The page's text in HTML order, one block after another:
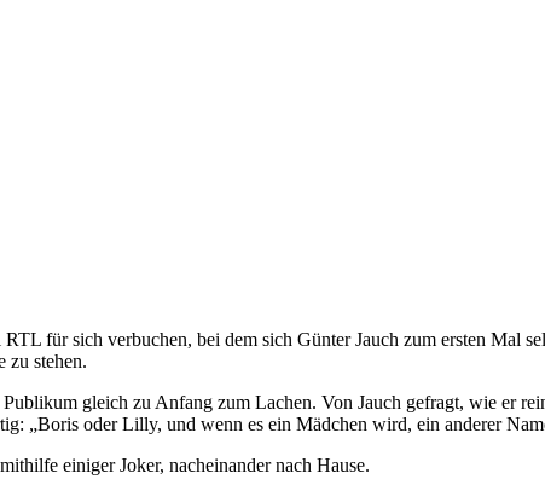
für sich verbuchen, bei dem sich Günter Jauch zum ersten Mal
zu stehen.
gleich zu Anfang zum Lachen. Von Jauch gefragt, wie er
„Boris oder Lilly, und wenn es ein Mädchen wird, ein anderer
einiger Joker, nacheinander nach Hause.